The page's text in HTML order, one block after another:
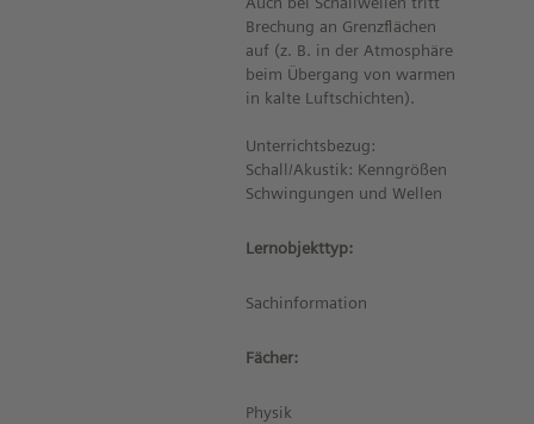
Brechung an Grenzflächen
auf (z. B. in der Atmosphäre
beim Übergang von warmen
in kalte Luftschichten).
Unterrichtsbezug:
Schall/Akustik: Kenngrößen
Schwingungen und Wellen
Lernobjekttyp:
Sachinformation
Fächer:
Physik